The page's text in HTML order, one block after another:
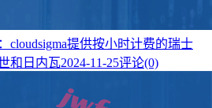
cloudsigma提供按小时计费的瑞士
和日内瓦2024-11-25评论(0)